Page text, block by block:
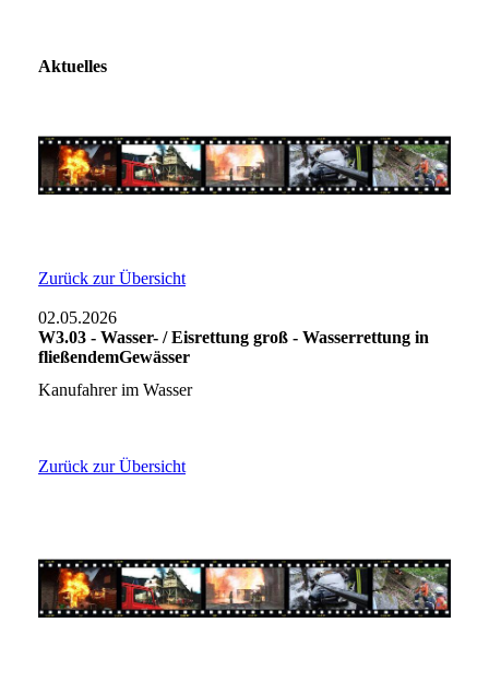
Aktuelles
Zurück zur Übersicht
02.05.2026
W3.03 - Wasser- / Eisrettung groß - Wasserrettung in
fließendemGewässer
Kanufahrer im Wasser
Zurück zur Übersicht